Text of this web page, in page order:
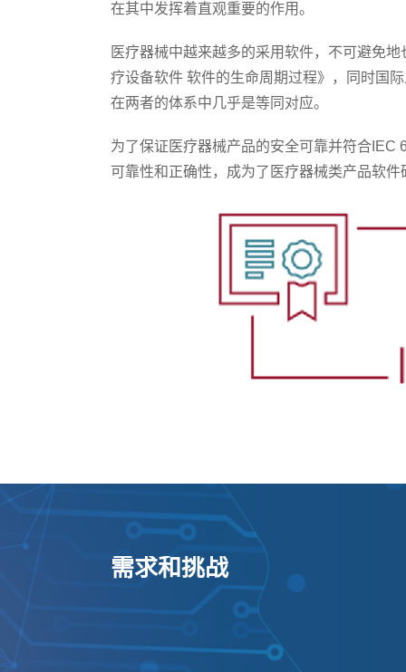
在其中发挥着直观重要的作用。
医疗器械中越来越多的采用软件，不可避免
疗设备软件 软件的生命周期过程》，同时国
在两者的体系中几乎是等同对应。
为了保证医疗器械产品的安全可靠并符合IEC
可靠性和正确性，成为了医疗器械类产品软
需求和挑战